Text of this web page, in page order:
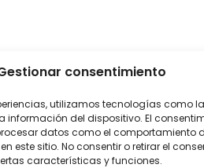
consentimiento
utilizamos tecnologías como
del dispositivo. El
datos como el comportamiento
este sitio. No consentir o retirar el
características y funciones.